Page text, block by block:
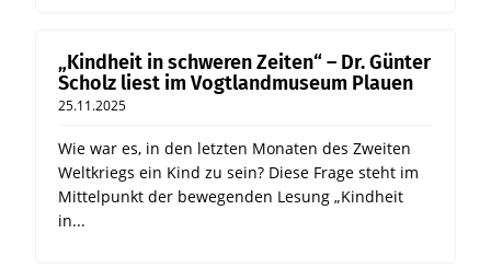
„Kindheit in schweren Zeiten“ – Dr. Günter
Scholz liest im Vogtlandmuseum Plauen
25.11.2025
Wie war es, in den letzten Monaten des Zweiten
Weltkriegs ein Kind zu sein? Diese Frage steht im
Mittelpunkt der bewegenden Lesung „Kindheit
in...